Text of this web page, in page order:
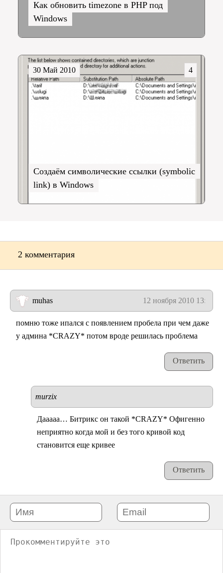
Как обновить timezone в PHP под
Windows
Создаём символические ссылки (symbolic
link) в Windows
4
30 Май 2010
2 комментария
muhas 12 ноября 2010 13:47
помню тоже ипался с появлением пробела при чем даже
у админа *CRAZY* потом вроде решилась проблема
Ответить
murzix
Дааааа… Битрикс он такой *CRAZY* Офигенно
неприятно когда мой и без того кривой код
становится еще кривее
Ответить